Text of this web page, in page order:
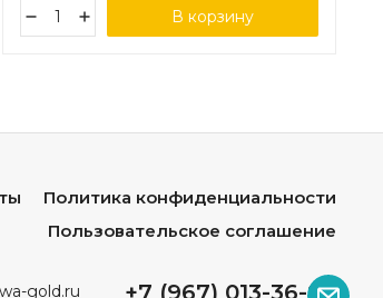
В корзину
Политика конфиденциальности
Пользовательское соглашение
gold.ru +7 (967) 013-36-96